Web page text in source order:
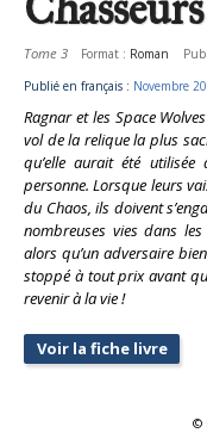
Tome 3 Format : Roman
Publié en français : Novembre
Ragnar et les Space
vol de la relique la plus
qu’elle aurait été
personne. Lorsque leurs
du Chaos, ils doivent
nombreuses vies dans
alors qu’un adversaire
stoppé à tout prix avant
revenir à la vie !
Voir la fiche livre
©